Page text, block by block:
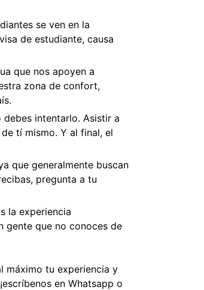
se ven en la
de estudiante, causa
que nos apoyen a
zona de confort,
intentarlo. Asistir a
tí mismo. Y al final, el
que generalmente buscan
pregunta a tu
la experiencia
gente que no conoces de
máximo tu experiencia y
en Whatsapp o